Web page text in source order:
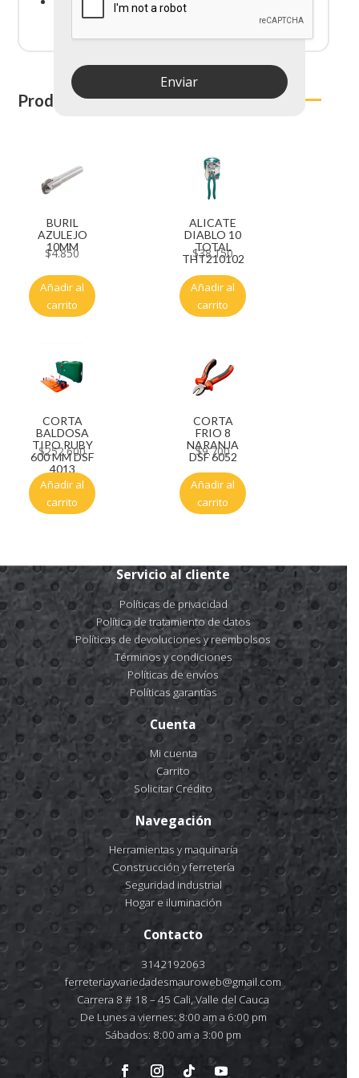
Productos relacionados
BURIL
AZULEJO
10MM
$4.850
Añadir al
carrito
ALICATE
DIABLO 10
TOTAL
THT210102
$38.150
Añadir al
carrito
CORTA
BALDOSA
TIPO RUBY
600 MM DSF
4013
$252.600
Añadir al
carrito
CORTA
FRIO 8
NARANJA
DSF 6052
$9.700
Añadir al
carrito
Servicio al cliente
Políticas de privacidad
Política de tratamiento de datos
Políticas de devoluciones y reembolsos
Términos y condiciones
Políticas de envíos
Políticas garantías
Cuenta
Mi cuenta
Carrito
Solicitar Crédito
Navegación
Herramientas y maquinaría
Construcción y ferretería
Seguridad industrial
Hogar e iluminación
Contacto
3142192063
ferreteriayvariedadesmauroweb@gmail.com
Carrera 8 # 18 – 45 Cali, Valle del Cauca
De Lunes a viernes: 8:00 am a 6:00 pm
Sábados: 8:00 am a 3:00 pm
Enviar